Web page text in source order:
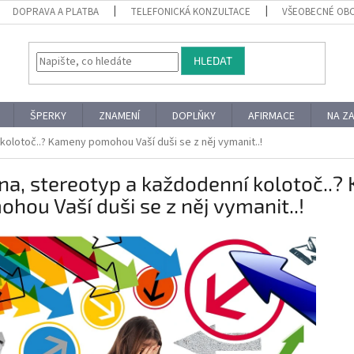
DOPRAVA A PLATBA TELEFONICKÁ KONZULTACE VŠEOBECNÉ
HLEDAT
ŠPERKY ZNAMENÍ DOPLŇKY AFIRMACE NA
Kameny pomohou Vaší duši se z něj vymanit..!
stereotyp a každodenní kolotoč..?
Vaší duši se z něj vymanit..!